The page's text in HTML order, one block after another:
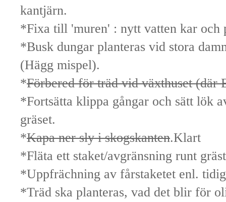
kantjärn.
*Fixa till 'muren' : nytt vatten kar och
*Busk dungar planteras vid stora
(Hägg mispel).
*Förbered för träd vid växthuset (där
*Fortsätta klippa gångar och sätt lök
gräset.
*Kapa ner sly i skogskanten.Klart
*Fläta ett staket/avgränsning runt
*Uppfrächning av fårstaketet enl.
*Träd ska planteras, vad det blir för